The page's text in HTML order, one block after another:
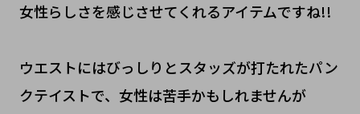
女性らしさを感じさせてくれるアイテムですね!!
ウエストにはびっしりとスタッズが打たれたパン
クテイストで、女性は苦手かもしれませんが